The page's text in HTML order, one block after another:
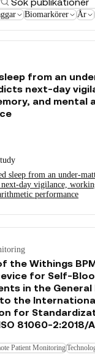
Biomarkörer År
from an
next-day
and mental
sleep from an under-
day vigilance,
performance
the Withings
for Self-
in the
the
for
81060-2:2018/
Patient Monitoring